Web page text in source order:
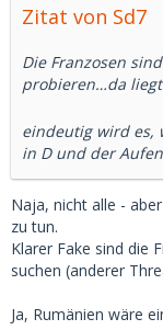
Zitat von Sd7
Die Franzosen
probieren…da
eindeutig wird es,
in D und der
Naja, nicht alle -
zu tun.
Klarer Fake sind die
suchen (anderer
Ja, Rumänien wäre